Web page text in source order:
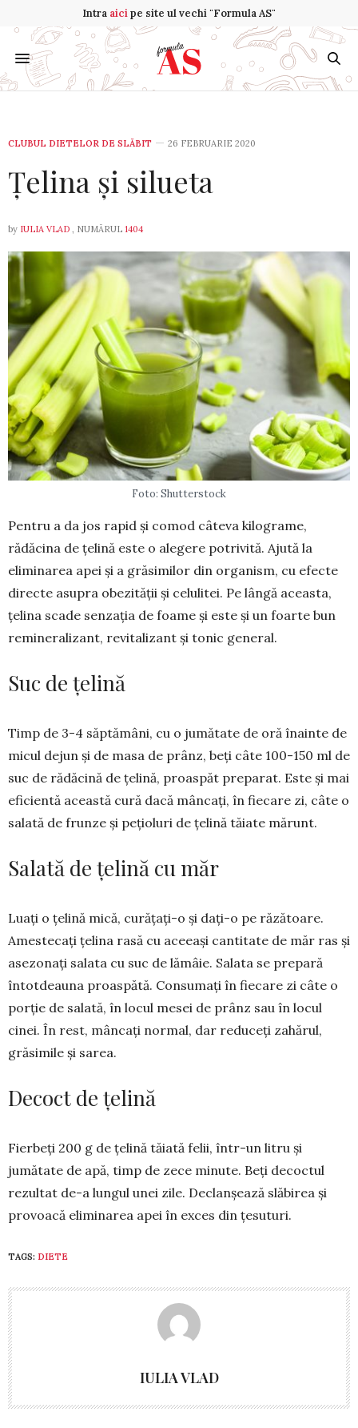
Intra aicipe site ul vechi "Formula AS"
CLUBUL DIETELOR DE SLĂBIT 26 FEBRUARIE 2020
Țelina și silueta
by IULIA VLAD , NUMĂRUL 1404
Foto: Shutterstock
Pentru a da jos rapid și comod câteva kilograme,
rădăcina de ţelină este o alegere potrivită. Ajută la
eliminarea apei şi a grăsimilor din organism, cu efecte
directe asupra obezităţii şi celulitei. Pe lângă aceas­ta,
ţelina scade senzaţia de foame şi este şi un foarte bun
remineralizant, revitali­zant şi tonic general.
Suc de ţelină
Timp de 3-4 săptămâni, cu o jumătate de oră înainte de
mi­cul dejun şi de masa de prânz, beţi câte 100-150 ml de
suc de rădăcină de ţelină, proas­păt pre­parat. Este şi mai
eficientă această cură dacă mâncați, în fiecare zi, câte o
salată de frunze şi peţioluri de ţelină tăiate mărunt.
Salată de țelină cu măr
Luați o țelină mică, curățați-o și dați-o pe răzătoare.
Amestecați țelina rasă cu aceeași cantitate de măr ras și
asezonați salata cu suc de lămâie. Sa­lata se prepară
întotdeauna proas­pătă. Consumați în fiecare zi câte o
porție de salată, în locul mesei de prânz sau în locul
cinei. În rest, mân­cați normal, dar reduceți zahă­rul,
grăsimile și sarea.
Decoct de țelină
Fierbeți 200 g de țelină tăiată felii, într-un litru și
jumătate de apă, timp de zece minute. Beți decoctul
rezultat de-a lungul unei zile. Declanșează slăbirea și
provoacă eliminarea apei în exces din țesu­turi.
TAGS: DIETE
IULIA VLAD